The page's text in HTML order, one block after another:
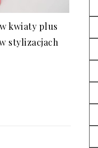
kwiaty plus
stylizacjach